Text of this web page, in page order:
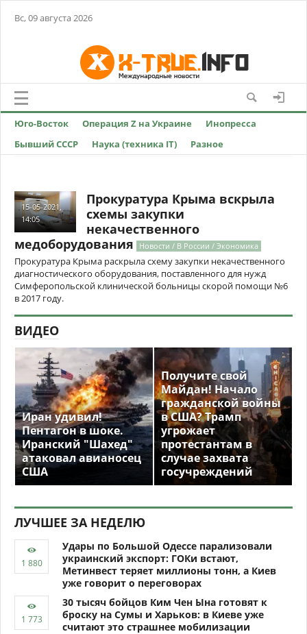
Вс, 09 августа 2026
Юго-Восток Операция Z на Украине
Инопресса
Бывший СССР
Наука (техника IT) Разное
15-05-2021,
14:05
Прокуратура Крыма вскрыла
схемы закупки
некачественного
медоборудования
Новости / В России / Экономика
Прокуратура Крыма раскрыла схему закупки некачественного
диагностического оборудования, поставленного для нужд
Симферопольской клинической больницы скорой помощи №6
в 2017 году.
ВИДЕО
Иран удивил!
Пентагон в шоке.
Иранский "Шахед"
атаковал авианосец
США
Получите свой
Майдан! Начало
гражданской войны
в США? Трамп
угрожает
протестантам в
случае захвата
госучреждений
ЛУЧШЕЕ ЗА НЕДЕЛЮ
Удары по Большой Одессе парализовали
украинский экспорт: ГОКи встают,
Метинвест теряет миллионы тонн, а Киев
уже говорит о переговорах
30 тысяч бойцов Ким Чен Ына готовят к
броску на Сумы и Харьков: в Киеве уже
считают это страшнее мобилизации